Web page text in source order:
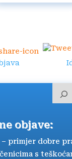
objave:
primjer dobre
s